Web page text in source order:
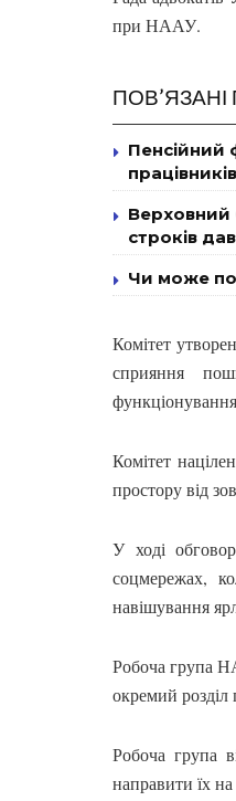
при НААУ.
ПОВ’ЯЗАНІ
Пенсійний
працівників
Верховний
строків
Чи може
Комітет
сприяння
Комітет
простору від
У ході
соцмережах,
навішування
Робоча група
окремий розділ
Робоча група
направити їх